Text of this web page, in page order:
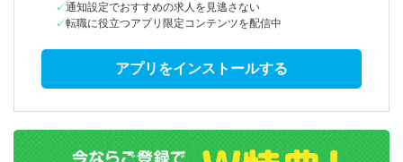
通知設定でおすすめの求人を見逃さない
転職に役立つアプリ限定コンテンツを配信中
アプリをインストールする